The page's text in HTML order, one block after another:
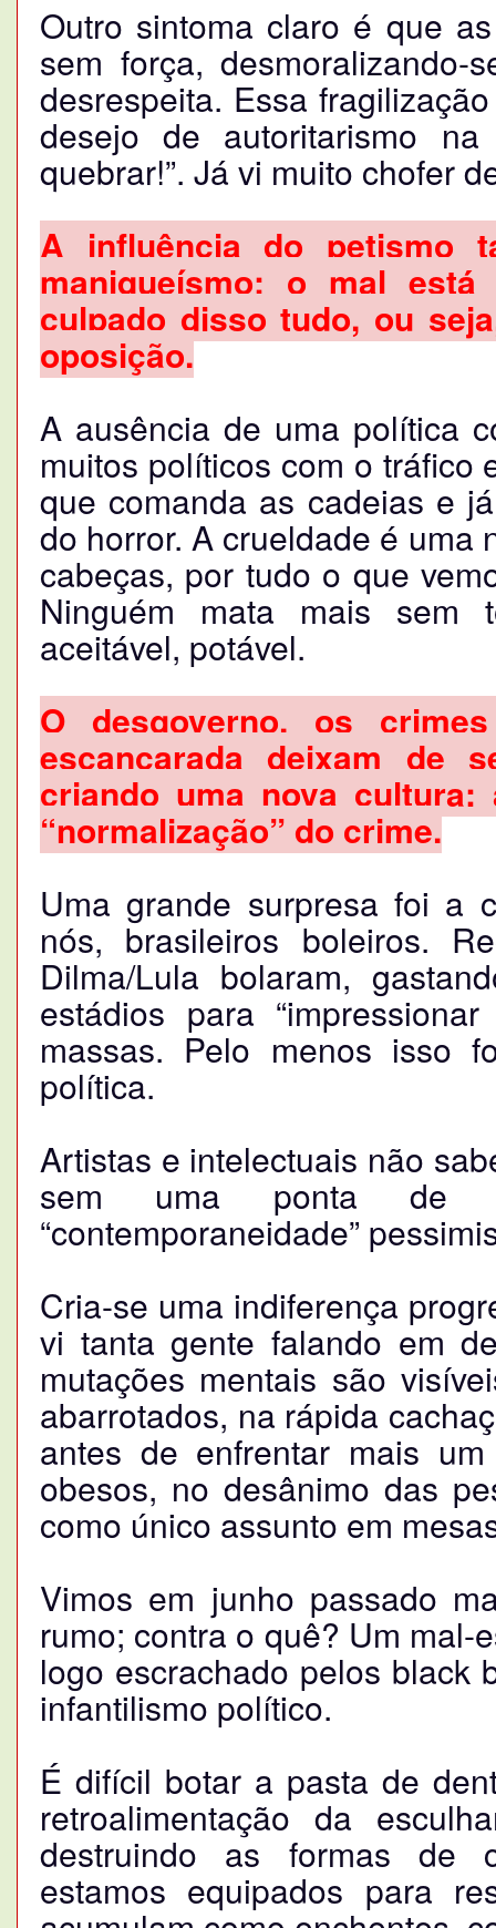
Outro sintoma claro é que
sem força,
desrespeita. Essa
desejo de autoritarismo
quebrar!”. Já vi muito chofer
A influência do petismo
maniqueísmo: o mal
culpado disso tudo, ou
oposição.
A ausência de uma política
muitos políticos com o tráfico
que comanda as cadeias e
do horror. A crueldade é uma
cabeças, por tudo o que
Ninguém mata mais sem
aceitável, potável.
O desgoverno, os
escancarada deixam de
criando uma nova
“normalização” do crime.
Uma grande surpresa foi a
nós, brasileiros boleiros.
Dilma/Lula bolaram,
estádios para
massas. Pelo menos isso
política.
Artistas e intelectuais não
sem uma ponta de
“contemporaneidade”
Cria-se uma indiferença
vi tanta gente falando em
mutações mentais são
abarrotados, na rápida
antes de enfrentar mais
obesos, no desânimo das
como único assunto em
Vimos em junho passado
rumo; contra o quê? Um
logo escrachado pelos black
infantilismo político.
É difícil botar a pasta de
retroalimentação da
destruindo as formas de
estamos equipados para